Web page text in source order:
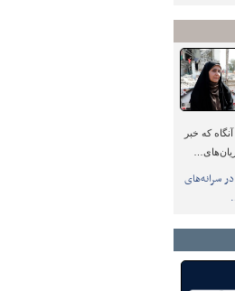
که خبر
سرانه‌های